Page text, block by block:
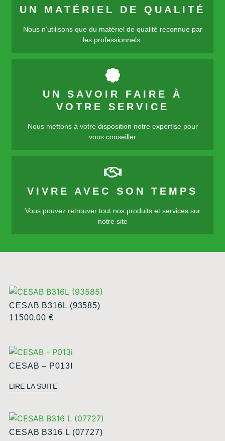
UN MATÉRIEL DE QUALITÉ
Nous n'utilisons que du matériel de qualité reconnue par
les professionnels.
UN SAVOIR FAIRE À
VOTRE SERVICE
Nous mettons à votre disposition notre expertise pour
vous conseiller
VIVRE AVEC SON TEMPS
Vous pouvez retrouver tout nos produits et services sur
notre site
CESAB B316L (93585)
11500,00€
CESAB – P013I
LIRE LA SUITE
CESAB B316 L (07727)